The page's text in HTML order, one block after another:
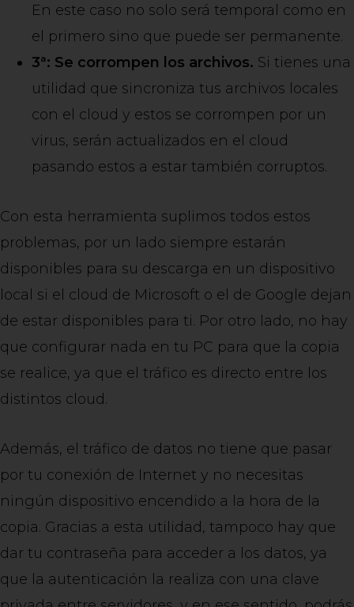
En este caso no solo será temporal como en
el primero sino que puede ser permanente.
3ª: Se corrompen los archivos. Si tienes una
utilidad que sincroniza tus archivos locales
con el cloud y estos se corrompen por un
virus, serán actualizados en el cloud
pasando estos a estar también corruptos.
Con esta herramienta suplimos todos estos
problemas, por un lado siempre estarán
disponibles para su descarga en un dispositivo
local si el cloud de Microsoft o el de Google dejan
de estar disponibles para ti. Por otro lado, no hay
que configurar nada en tu PC para que la copia
se realice, ya que el tráfico es directo entre los
distintos cloud.
Además, el tráfico de datos no tiene que pasar
por tu conexión de Internet y no necesitas
ningún dispositivo encendido a la hora de la
copia. Gracias a esta utilidad, tampoco hay que
dar tu contraseña para acceder a los datos, ya
que la autenticación la realiza con una clave